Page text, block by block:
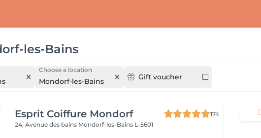
les-Bains
Choose a location
Mondorf-les-Bains Gift voucher
Esprit Coiffure Mondorf
174
24, Avenue des bains Mondorf-les-Bains L-5601